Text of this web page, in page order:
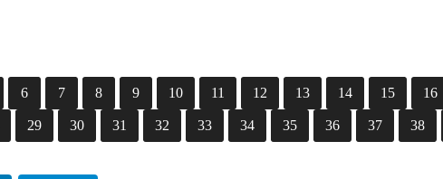
6 7 8 9 10 11 12 13 14 15 16
29 30 31 32 33 34 35 36 37 38